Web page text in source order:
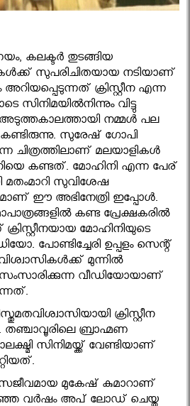
കലക്ടര്‍ തുടങ്ങിയ
സുപരിചിതയായ നടിയാണ്
ക്രിസ്റ്റീന എന്ന
സിനിമയില്‍നിന്നും വിട്ടു
നമ്മള്‍ പല
സുരേഷ് ഗോപി
ചിത്രത്തിലാണ് മലയാളികള്‍
കണ്ടത്. മോഹിനി എന്ന പേര്
മതംമാറി സുവിശേഷ
ഈ അഭിനേത്രി ഇപ്പോള്‍.
കണ്ട പ്രേക്ഷകരില്‍
മോഹിനിയുടെ
പോണ്ടിച്ചേരി ഉപ്പളം സെന്റ്
മുന്നില്‍
സംസാരിക്കുന്ന വീഡിയോയാണ്
ക്രിസ്റ്റീന
തഞ്ചാവൂരിലെ ബ്രാഹ്മണ
സിനിമയ്ക്ക് വേണ്ടിയാണ്
മുകേഷ് കുമാറാണ്
വര്‍ഷം അപ് ലോഡ് ചെയ്ത